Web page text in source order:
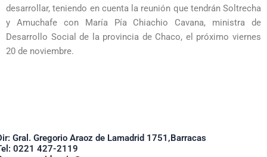
desarrollar, teniendo en cuenta la reunión que tendrán Soltrecha
y Amuchafe con María Pía Chiachio Cavana, ministra de
Desarrollo Social de la provincia de Chaco, el próximo viernes
20 de noviembre.
Gral. Gregorio Araoz de Lamadrid 1751,Barracas
0221 427-2119